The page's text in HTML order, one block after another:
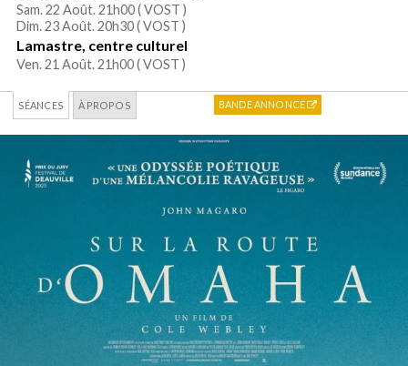
Sam. 22 Août. 21h00 (VOST )
Dim. 23 Août. 20h30 (VOST )
Lamastre, centre culturel
Ven. 21 Août. 21h00 (VOST )
SÉANCES À PROPOS BANDE ANNONCE